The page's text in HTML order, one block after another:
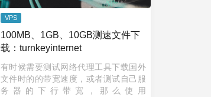
VPS
100MB、1GB、10GB测速文件下
载：turnkeyinternet
有时候需要测试网络代理工具下载国外
文件时的的带宽速度，或者测试自己服
务器的下行带宽，那么使用